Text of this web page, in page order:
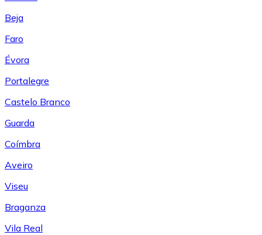
Beja
Faro
Évora
Portalegre
Castelo Branco
Guarda
Coímbra
Aveiro
Viseu
Braganza
Vila Real